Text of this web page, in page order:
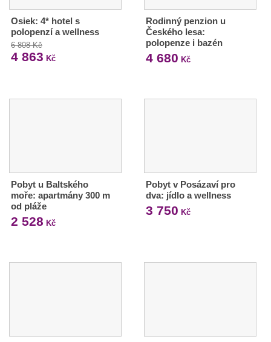
Osiek: 4* hotel s
polopenzí a wellness
6 808 Kč
4 863 Kč
Rodinný penzion u
Českého lesa:
polopenze i bazén
4 680 Kč
Pobyt u Baltského
moře: apartmány 300 m
od pláže
2 528 Kč
Pobyt v Posázaví pro
dva: jídlo a wellness
3 750 Kč